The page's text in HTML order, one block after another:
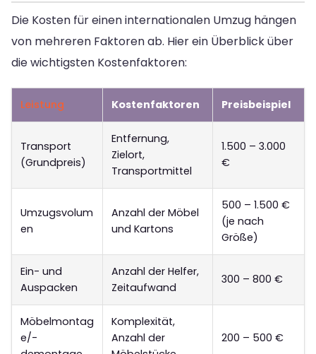
Die Kosten für einen internationalen Umzug hängen
von mehreren Faktoren ab. Hier ein Überblick über
die wichtigsten Kostenfaktoren:
Leistung Kostenfaktoren Preisbeispiel
Transport
(Grundpreis)
Entfernung,
Zielort,
Transportmittel
1.500 – 3.000
€
Umzugsvolum
en
Anzahl der Möbel
und Kartons
500 – 1.500 €
(je nach
Größe)
Ein- und
Auspacken
Anzahl der Helfer,
Zeitaufwand
300 – 800 €
Möbelmontag
e/-
Komplexität,
Anzahl der
200 – 500 €